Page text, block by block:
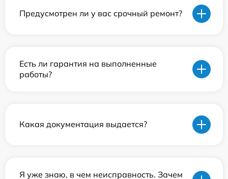
Предусмотрен ли у вас срочный ремонт?
Есть ли гарантия на выполненные
работы?
Какая документация выдается?
Я уже знаю, в чем неисправность. Зачем